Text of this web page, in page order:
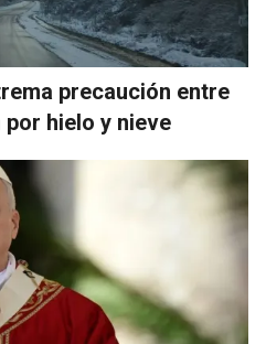
precaución entre
hielo y nieve